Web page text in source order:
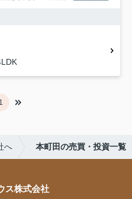
1
へ 本町田の売買・投資一覧
ス株式会社